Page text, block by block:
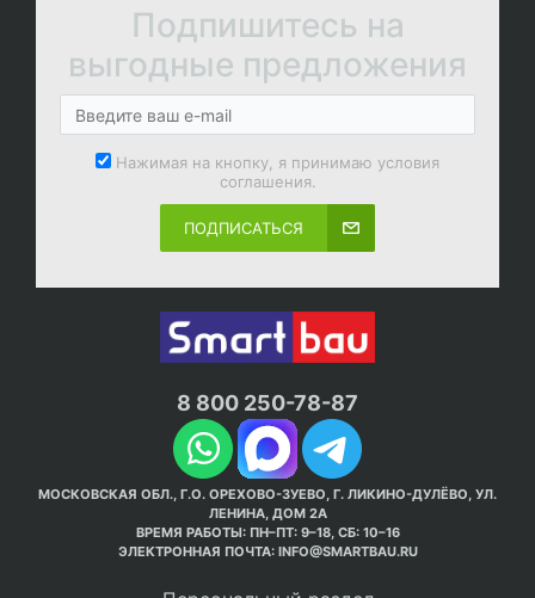
Подпишитесь на
выгодные предложения
Нажимая на кнопку, я принимаю условия
соглашения.
ПОДПИСАТЬСЯ
8 800 250-78-87
МОСКОВСКАЯ ОБЛ., Г.О. ОРЕХОВО-ЗУЕВО, Г. ЛИКИНО-ДУЛЁВО, УЛ.
ЛЕНИНА, ДОМ 2А
ВРЕМЯ РАБОТЫ: ПН–ПТ: 9–18, СБ: 10–16
ЭЛЕКТРОННАЯ ПОЧТА: INFO@SMARTBAU.RU